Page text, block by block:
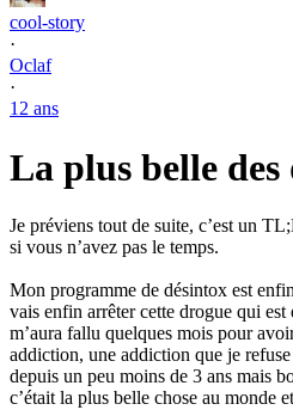
cool-story
·
Oclaf
·
12 ans
La plus belle des
Je préviens tout de suite, c’est un
si vous n’avez pas le temps.
Mon programme de désintox est
vais enfin arrêter cette drogue qui
m’aura fallu quelques mois pour
addiction, une addiction que je
depuis un peu moins de 3 ans mais
c’était la plus belle chose au monde